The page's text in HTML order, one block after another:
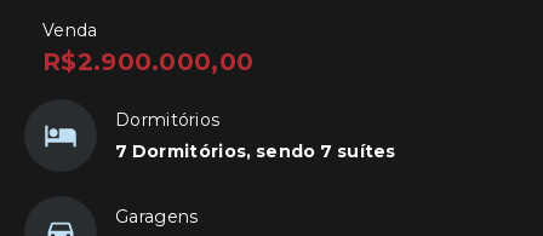
Venda
R$2.900.000,00
Dormitórios
7 Dormitórios, sendo 7 suítes
Garagens